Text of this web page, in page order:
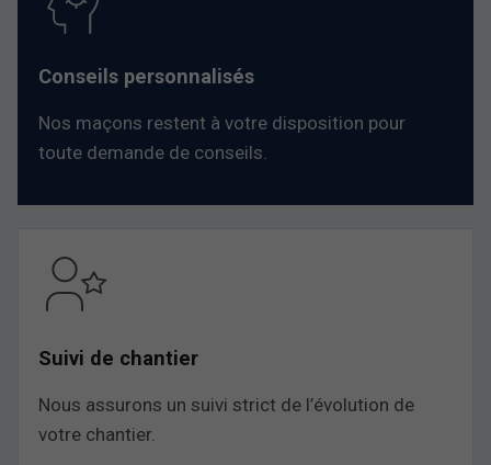
Conseils personnalisés
Nos maçons restent à votre disposition pour
toute demande de conseils.
Suivi de chantier
Nous assurons un suivi strict de l’évolution de
votre chantier.